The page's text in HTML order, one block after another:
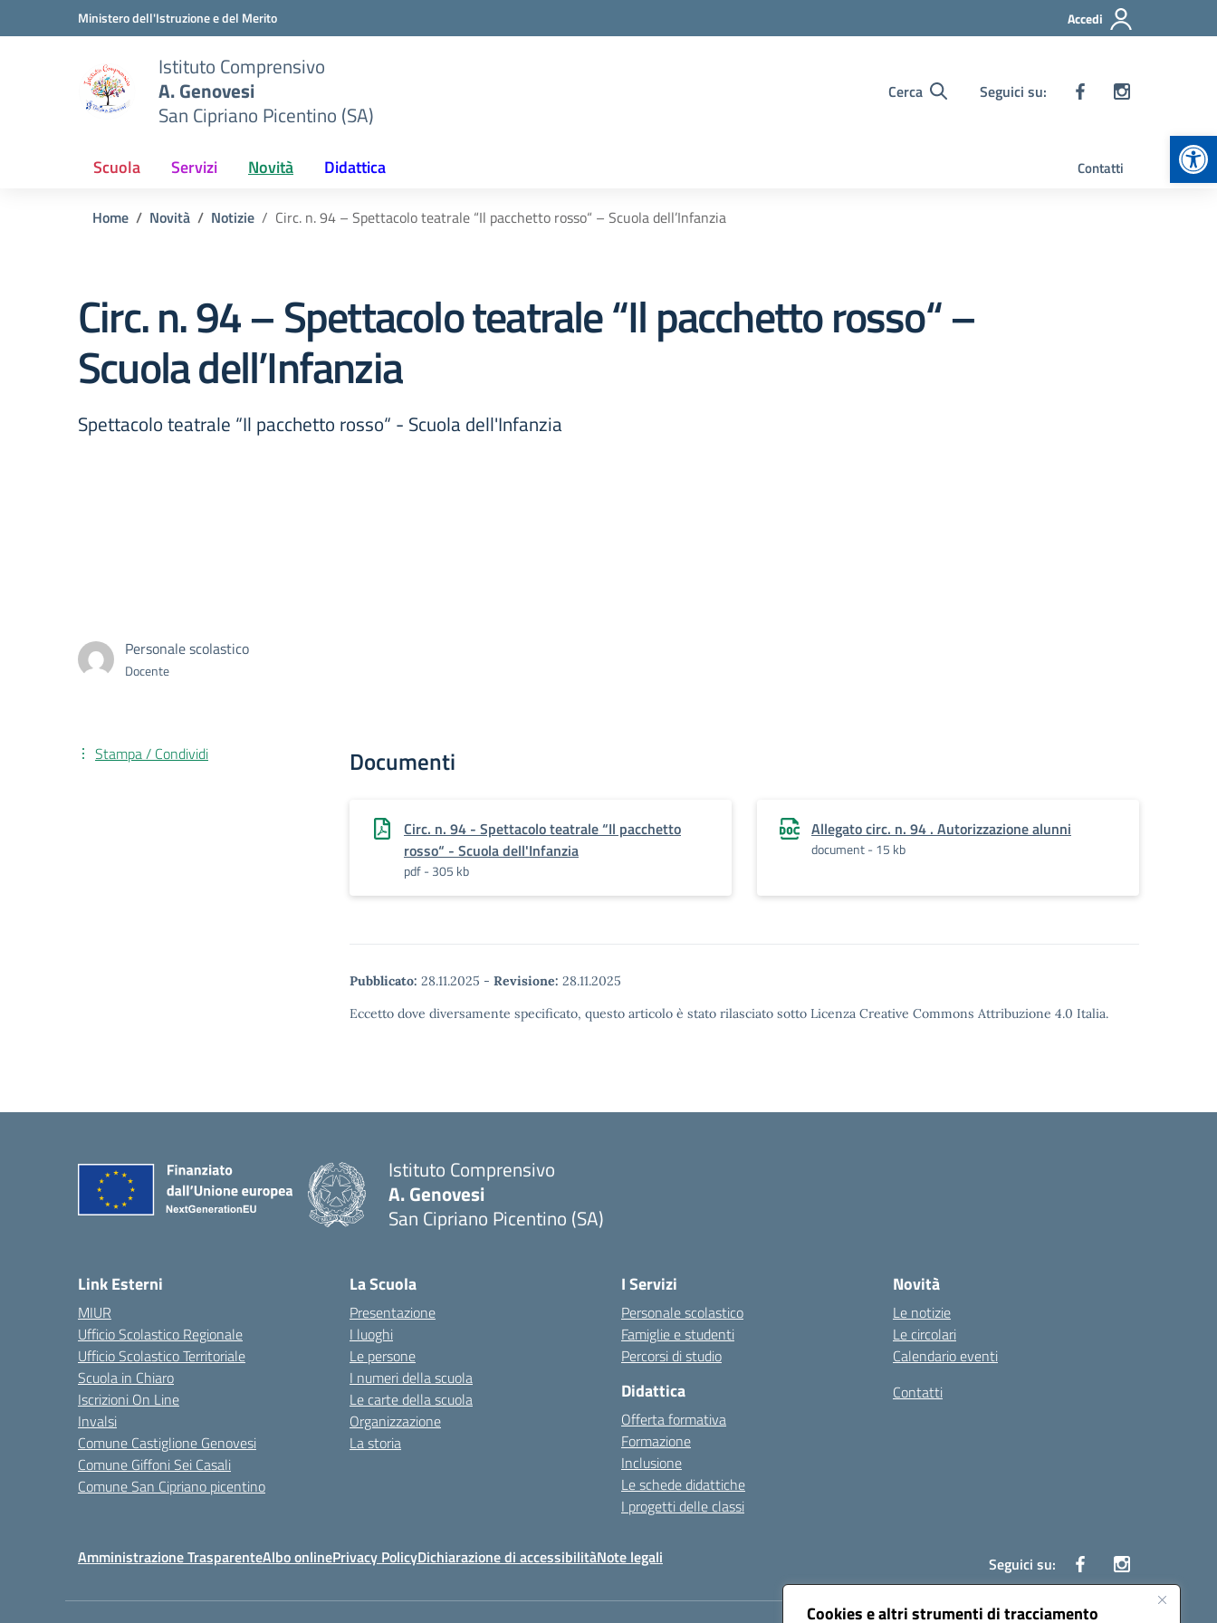
Cookies e altri strumenti di tracciamento
Vai ai contenuti
Vai al menu di navigazioneMinistero dell'Istruzione e del Merito Accedi
Istituto Comprensivo
A. Genovesi
San Cipriano Picentino (SA)
Cerca Seguici su:
Scuola Servizi Novità Didattica Contatti
Home Novità Notizie Circ. n. 94 – Spettacolo teatrale “Il pacchetto rosso“ – Scuola dell’Infanzia
Circ. n. 94 – Spettacolo teatrale “Il pacchetto rosso“ –
Scuola dell’Infanzia
Spettacolo teatrale “Il pacchetto rosso“ - Scuola dell'Infanzia
Personale scolastico
Docente
Documenti
Circ. n. 94 - Spettacolo teatrale “Il pacchetto
rosso“ - Scuola dell'Infanzia
pdf - 305 kb
Allegato circ. n. 94 . Autorizzazione alunni
document - 15 kb
Pubblicato: 28.11.2025 - Revisione: 28.11.2025
Eccetto dove diversamente specificato, questo articolo è stato rilasciato sotto Licenza Creative Commons Attribuzione 4.0 Italia.
Stampa / Condividi
Istituto Comprensivo
A. Genovesi
San Cipriano Picentino (SA)
Link Esterni
MIUR
Ufficio Scolastico Regionale
Ufficio Scolastico Territoriale
Scuola in Chiaro
Iscrizioni On Line
Invalsi
Comune Castiglione Genovesi
Comune Giffoni Sei Casali
Comune San Cipriano picentino
La Scuola
Presentazione
I luoghi
Le persone
I numeri della scuola
Le carte della scuola
Organizzazione
La storia
I Servizi
Personale scolastico
Famiglie e studenti
Percorsi di studio
Didattica
Offerta formativa
Formazione
Inclusione
Le schede didattiche
I progetti delle classi
Novità
Le notizie
Le circolari
Calendario eventi
Contatti
Amministrazione TrasparenteAlbo onlinePrivacy PolicyDichiarazione di accessibilitàNote legali Seguici su: